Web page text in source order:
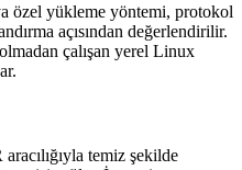
özel yükleme yöntemi, protokol
açısından değerlendirilir.
çalışan yerel Linux
temiz şekilde